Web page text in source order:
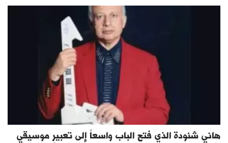
هاني شنودة الذي فتح الباب واسعاً إلى تعبيرٍ موسيقي